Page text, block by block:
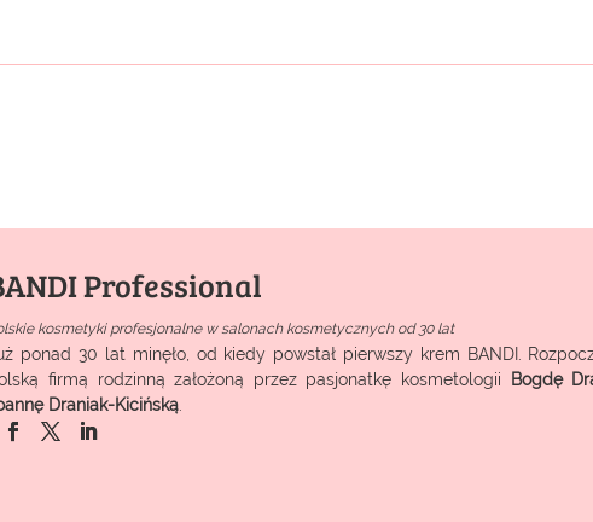
Professional
kosmetyki profesjonalne w salonach kosmetycznych od 30 lat
ponad 30 lat minęło, od kiedy powstał pierwszy krem BANDI.
firmą rodzinną założoną przez pasjonatkę kosmetologii
Bogdę
Draniak-Kicińską